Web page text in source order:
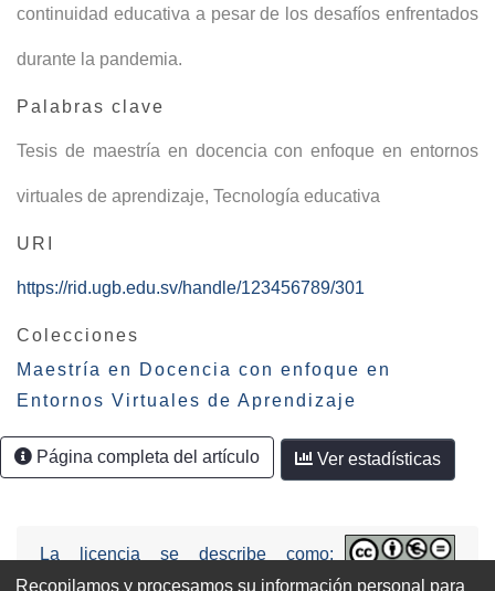
continuidad educativa a pesar de los desafíos enfrentados
durante la pandemia.
Palabras clave
Tesis de maestría en docencia con enfoque en entornos
virtuales de aprendizaje, Tecnología educativa
URI
https://rid.ugb.edu.sv/handle/123456789/301
Colecciones
Maestría en Docencia con enfoque en
Entornos Virtuales de Aprendizaje
Página completa del artículo Ver estadísticas
La licencia se describe como:
Attribution-NonCommercial-NoDerivs
Recopilamos y procesamos su información personal para